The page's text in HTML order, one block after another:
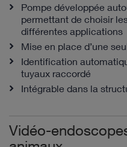
Pompe développée
permettant de choisir
différentes applications
Mise en place d’une
Identification
tuyaux raccordé
Intégrable dans la
Vidéo-